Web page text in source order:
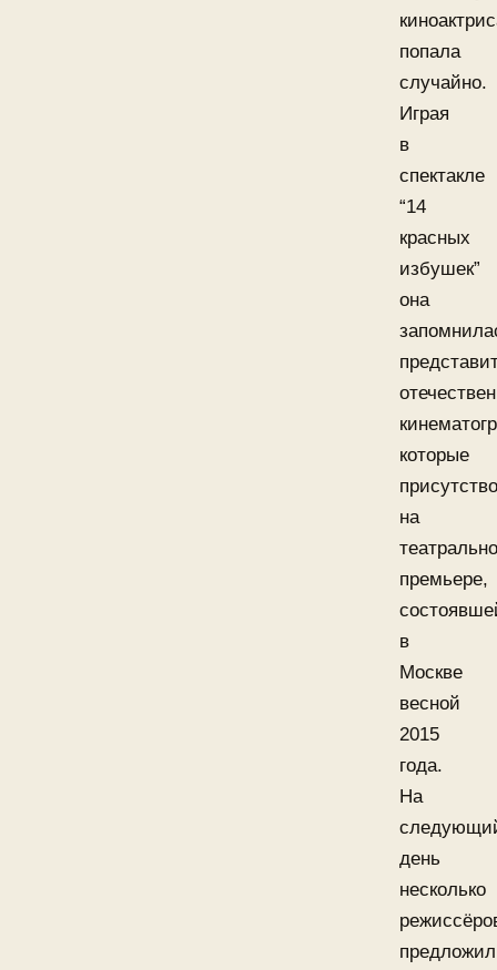
попала
случайно.
Играя
в
спектакле
“14
красных
избушек”
она
которые
на
премьере,
в
Москве
весной
2015
года.
На
день
несколько